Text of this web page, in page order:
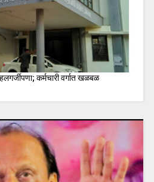
कर्मचारी वर्गात खळबळ